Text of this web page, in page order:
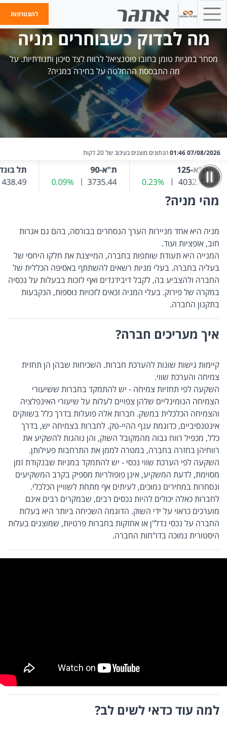
להצטרפות
מה לבדוק כשבוחרים מניה
מסחר במניות טומן בחובו פוטנציאל לרווח לצד סיכון ותנודתיות. על
מה התבססת ההחלטה על בחירה במניה?
07/08/2026 01:46 הנתונים מוצגים בעיכוב של 20 דקות
ת"א-125
שער נוכחי
4032.47 שינוי שער אחרון
0.23%
ת"א-90
שער נוכחי
3735.44 שינוי שער אחרון
0.09%
תל בונד
שער
438.49
מהי מניה?
מניה היא אחד מניירות הערך הנסחרים בבורסה, בהם גם אגרות
חוב, אופציות ועוד.
המנייה היא תעודת שותפות בחברה, המייצגת את חלקו היחסי של
בעליה בחברה. בעלי מניות רשאים להשתתף באסיפה הכללית של
החברה ולהצביע בה, לקבל דיבידנדים ואף לזכות בבעלות על נכסיה
במקרה של פירוק. בעלי המניה זכאים לזכויות נוספות, הנקבעות
בתקנון החברה.
איך מעריכים חברה?
קיימות גישות שונות להערכת חברות. השכיחות שבהן הן תחזית
צמיחה והערכת שווי.
השקעה לפי תחזיות צמיחה - יש להתמקד בחברות ששיעורי
הצמיחה הנומינליים שלהן צפויים לעלות על שיעורי האינפלציה
והצמיחה הכלכלית במשק. חברות אלה פועלות בדרך כלל בשווקים
אינטנסיביים, כדוגמת ענף ההיי-טק. לחברות בצמיחה יש, בדרך
כלל, מכפיל רווח גבוה מהמקובל השוק, והן נוהגות להשקיע את
רווחיהן בחזרה בחברה, במטרה לממן את התרחבות פעילותן.
השקעה לפי הערכת שווי נכסי - יש להתמקד במניות שבנקודת זמן
מסוימת, לדעת המשקיע, אינן פופולריות מספיק בקרב המשקיעים
ונסחרות במחירים נמוכים, לעיתים אף מתחת לשוויין הכלכלי.
לחברות כאלה יכולים להיות נכסים רבים, שבמקרים רבים אינם
מוערכים כראוי על ידי השוק. הדוגמה השכיחה ביותר היא בעלות
החברה על נכסי נדל"ן או אחזקות בחברות פרטיות, שמוצגים בעלות
היסטורית נמוכה בדו"חות החברה.
למה עוד כדאי לשים לב?